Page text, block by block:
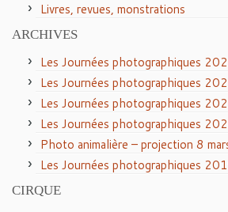
Livres, revues, monstrations
ARCHIVES
Les Journées photographiques
Les Journées photographiques
Les Journées photographiques
Les Journées photographiques
Photo animalière – projection 8
Les Journées photographiques
CIRQUE